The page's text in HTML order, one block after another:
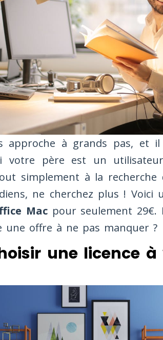
approche à grands pas, et
votre père est un
simplement à la recherche
ne cherchez plus !
Macpour seulement 29€.
une offre à ne pas manquer ?
une licence à